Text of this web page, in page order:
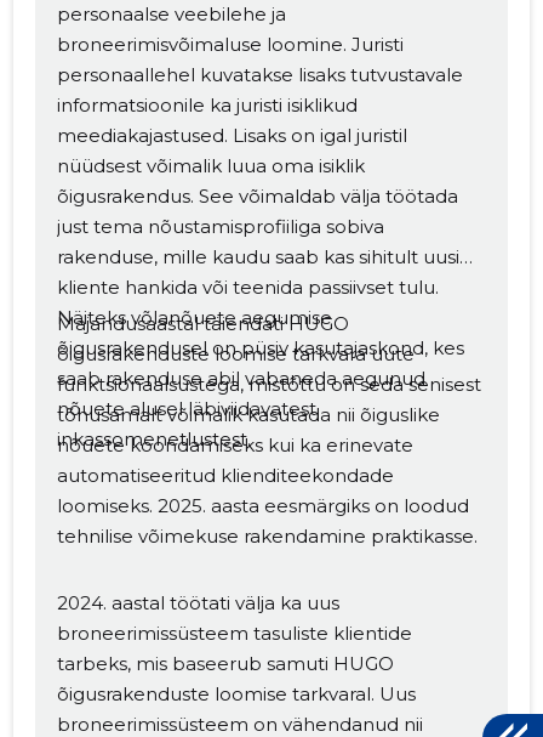
personaalse veebilehe ja
broneerimisvõimaluse loomine. Juristi
personaallehel kuvatakse lisaks tutvustavale
informatsioonile ka juristi isiklikud
meediakajastused. Lisaks on igal juristil
nüüdsest võimalik luua oma isiklik
õigusrakendus. See võimaldab välja töötada
just tema nõustamisprofiiliga sobiva
rakenduse, mille kaudu saab kas sihitult uusi
kliente hankida või teenida passiivset tulu.
Näiteks võlanõuete aegumise
õigusrakendusel on püsiv kasutajaskond, kes
saab rakenduse abil vabaneda aegunud
nõuete alusel läbiviidavatest
inkassomenetlustest.
Majandusaastal täiendati HUGO
õigusrakenduste loomise tarkvara uute
funktsionaalsustega, mistõttu on seda senisest
tõhusamalt võimalik kasutada nii õiguslike
nõuete koondamiseks kui ka erinevate
automatiseeritud klienditeekondade
loomiseks. 2025. aasta eesmärgiks on loodud
tehnilise võimekuse rakendamine praktikasse.
2024. aastal töötati välja ka uus
broneerimissüsteem tasuliste klientide
tarbeks, mis baseerub samuti HUGO
õigusrakenduste loomise tarkvaral. Uus
broneerimissüsteem on vähendanud nii